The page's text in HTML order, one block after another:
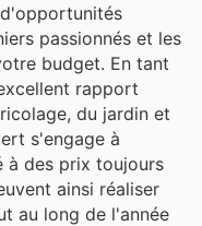
passionnés et les
budget. En tant
rapport
du jardin et
s'engage à
à des prix toujours
ainsi réaliser
au long de l'année